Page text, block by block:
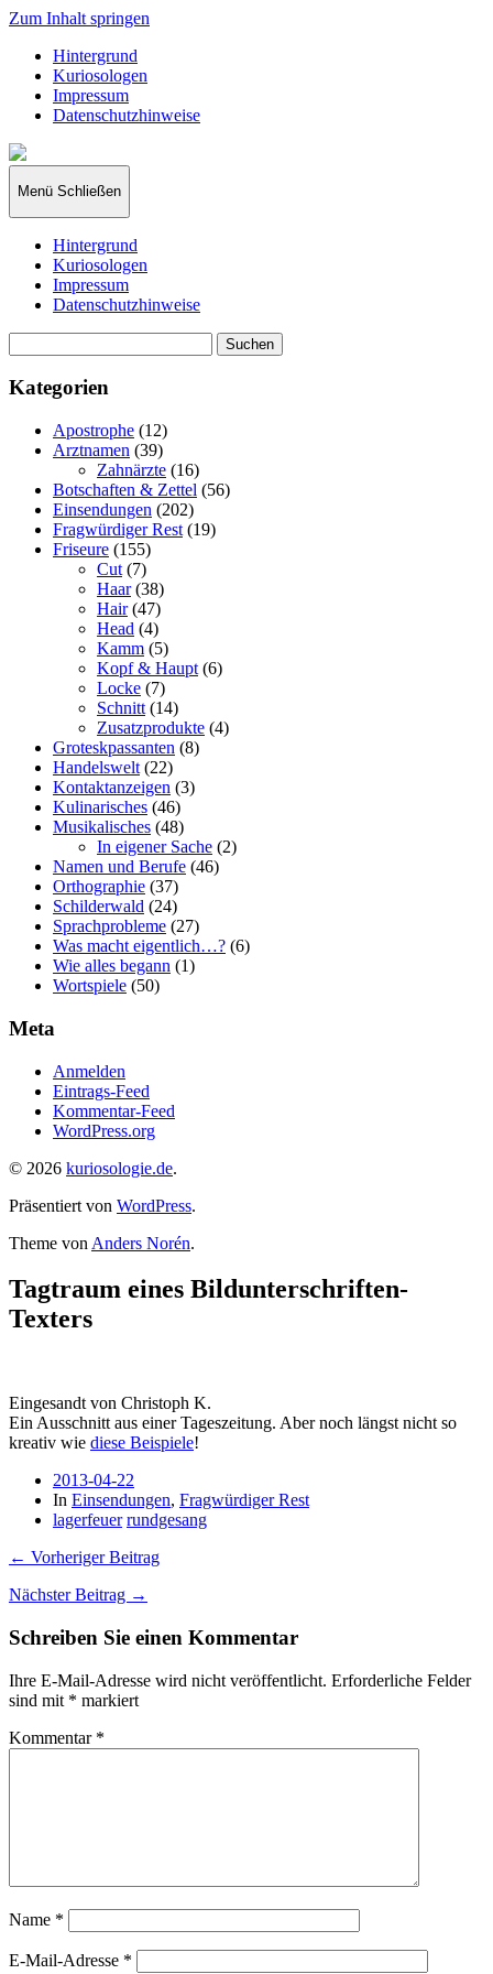
Zum Inhalt springen
Hintergrund
Kuriosologen
Impressum
Datenschutzhinweise
kuriosologie.de
Menü Schließen
Hintergrund
Kuriosologen
Impressum
Datenschutzhinweise
nach:
Kategorien
Apostrophe (12)
Arztnamen (39)
Zahnärzte (16)
Botschaften & Zettel (56)
Einsendungen (202)
Fragwürdiger Rest (19)
Friseure (155)
Cut (7)
Haar(38)
Hair(47)
Head (4)
Kamm (5)
Kopf & Haupt (6)
Locke (7)
Schnitt (14)
Zusatzprodukte (4)
Groteskpassanten (8)
Handelswelt (22)
Kontaktanzeigen (3)
Kulinarisches (46)
Musikalisches (48)
In eigener Sache (2)
Namen und Berufe (46)
Orthographie (37)
Schilderwald (24)
Sprachprobleme (27)
Was macht eigentlich…? (6)
Wie alles begann (1)
Wortspiele (50)
Meta
Anmelden
Eintrags-Feed
Kommentar-Feed
WordPress.org
© 2026 kuriosologie.de.
Präsentiert von WordPress.
Theme von Anders Norén.
Tagtraum eines Bildunterschriften-
Texters
Eingesandt von Christoph K.
Ein Ausschnitt aus einer Tageszeitung. Aber noch längst nicht so
kreativ wie diese Beispiele!
2013-04-22
In Einsendungen, Fragwürdiger Rest
lagerfeuer rundgesang
← Vorheriger Beitrag
Nächster Beitrag →
Schreiben Sie einen Kommentar
Ihre E-Mail-Adresse wird nicht veröffentlicht. Erforderliche Felder
sind mit * markiert
Kommentar *
Name *
E-Mail-Adresse *